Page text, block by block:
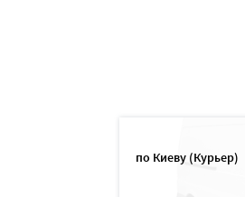
по Киеву (Курьер)